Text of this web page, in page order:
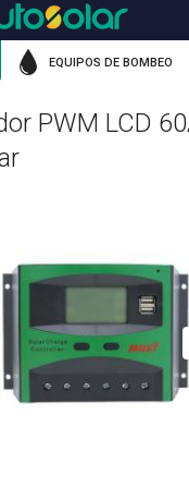
EQUIPOS DE BOMBEO
PWM LCD